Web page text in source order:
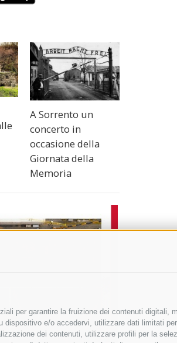
per garantire la fruizione dei contenuti digitali,
e/o accedervi, utilizzare dati limitati
dei contenuti, utilizzare profili per la
A Sorrento un
concerto in
occasione della
Giornata della
Memoria